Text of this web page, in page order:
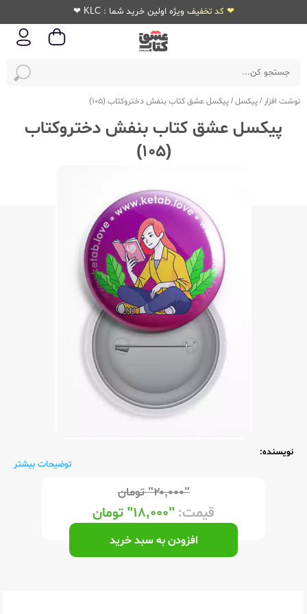
❤ کد تخفیف ویژه اولین خرید شما : KLC ❤
نوشت افزار /پیکسل/پیکسل عشق کتاب بنفش دختروکتاب (105)
پیکسل عشق کتاب بنفش دختروکتاب
(105)
نویسنده:
توضیحات بیشتر
"۲۰,۰۰۰" تومان
قیمت: "۱۸,۰۰۰" تومان
افزودن به سبد خرید